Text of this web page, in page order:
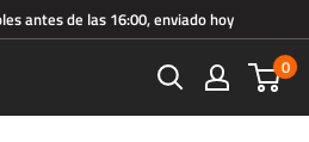
antes de las 16:00, enviado hoy
0